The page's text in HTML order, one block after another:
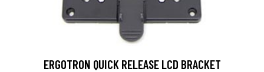
ERGOTRON QUICK RELEASE LCD BRACKET